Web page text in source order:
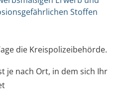
Stoffen
die Kreispolizeibehörde.
je nach Ort, in dem sich Ihr